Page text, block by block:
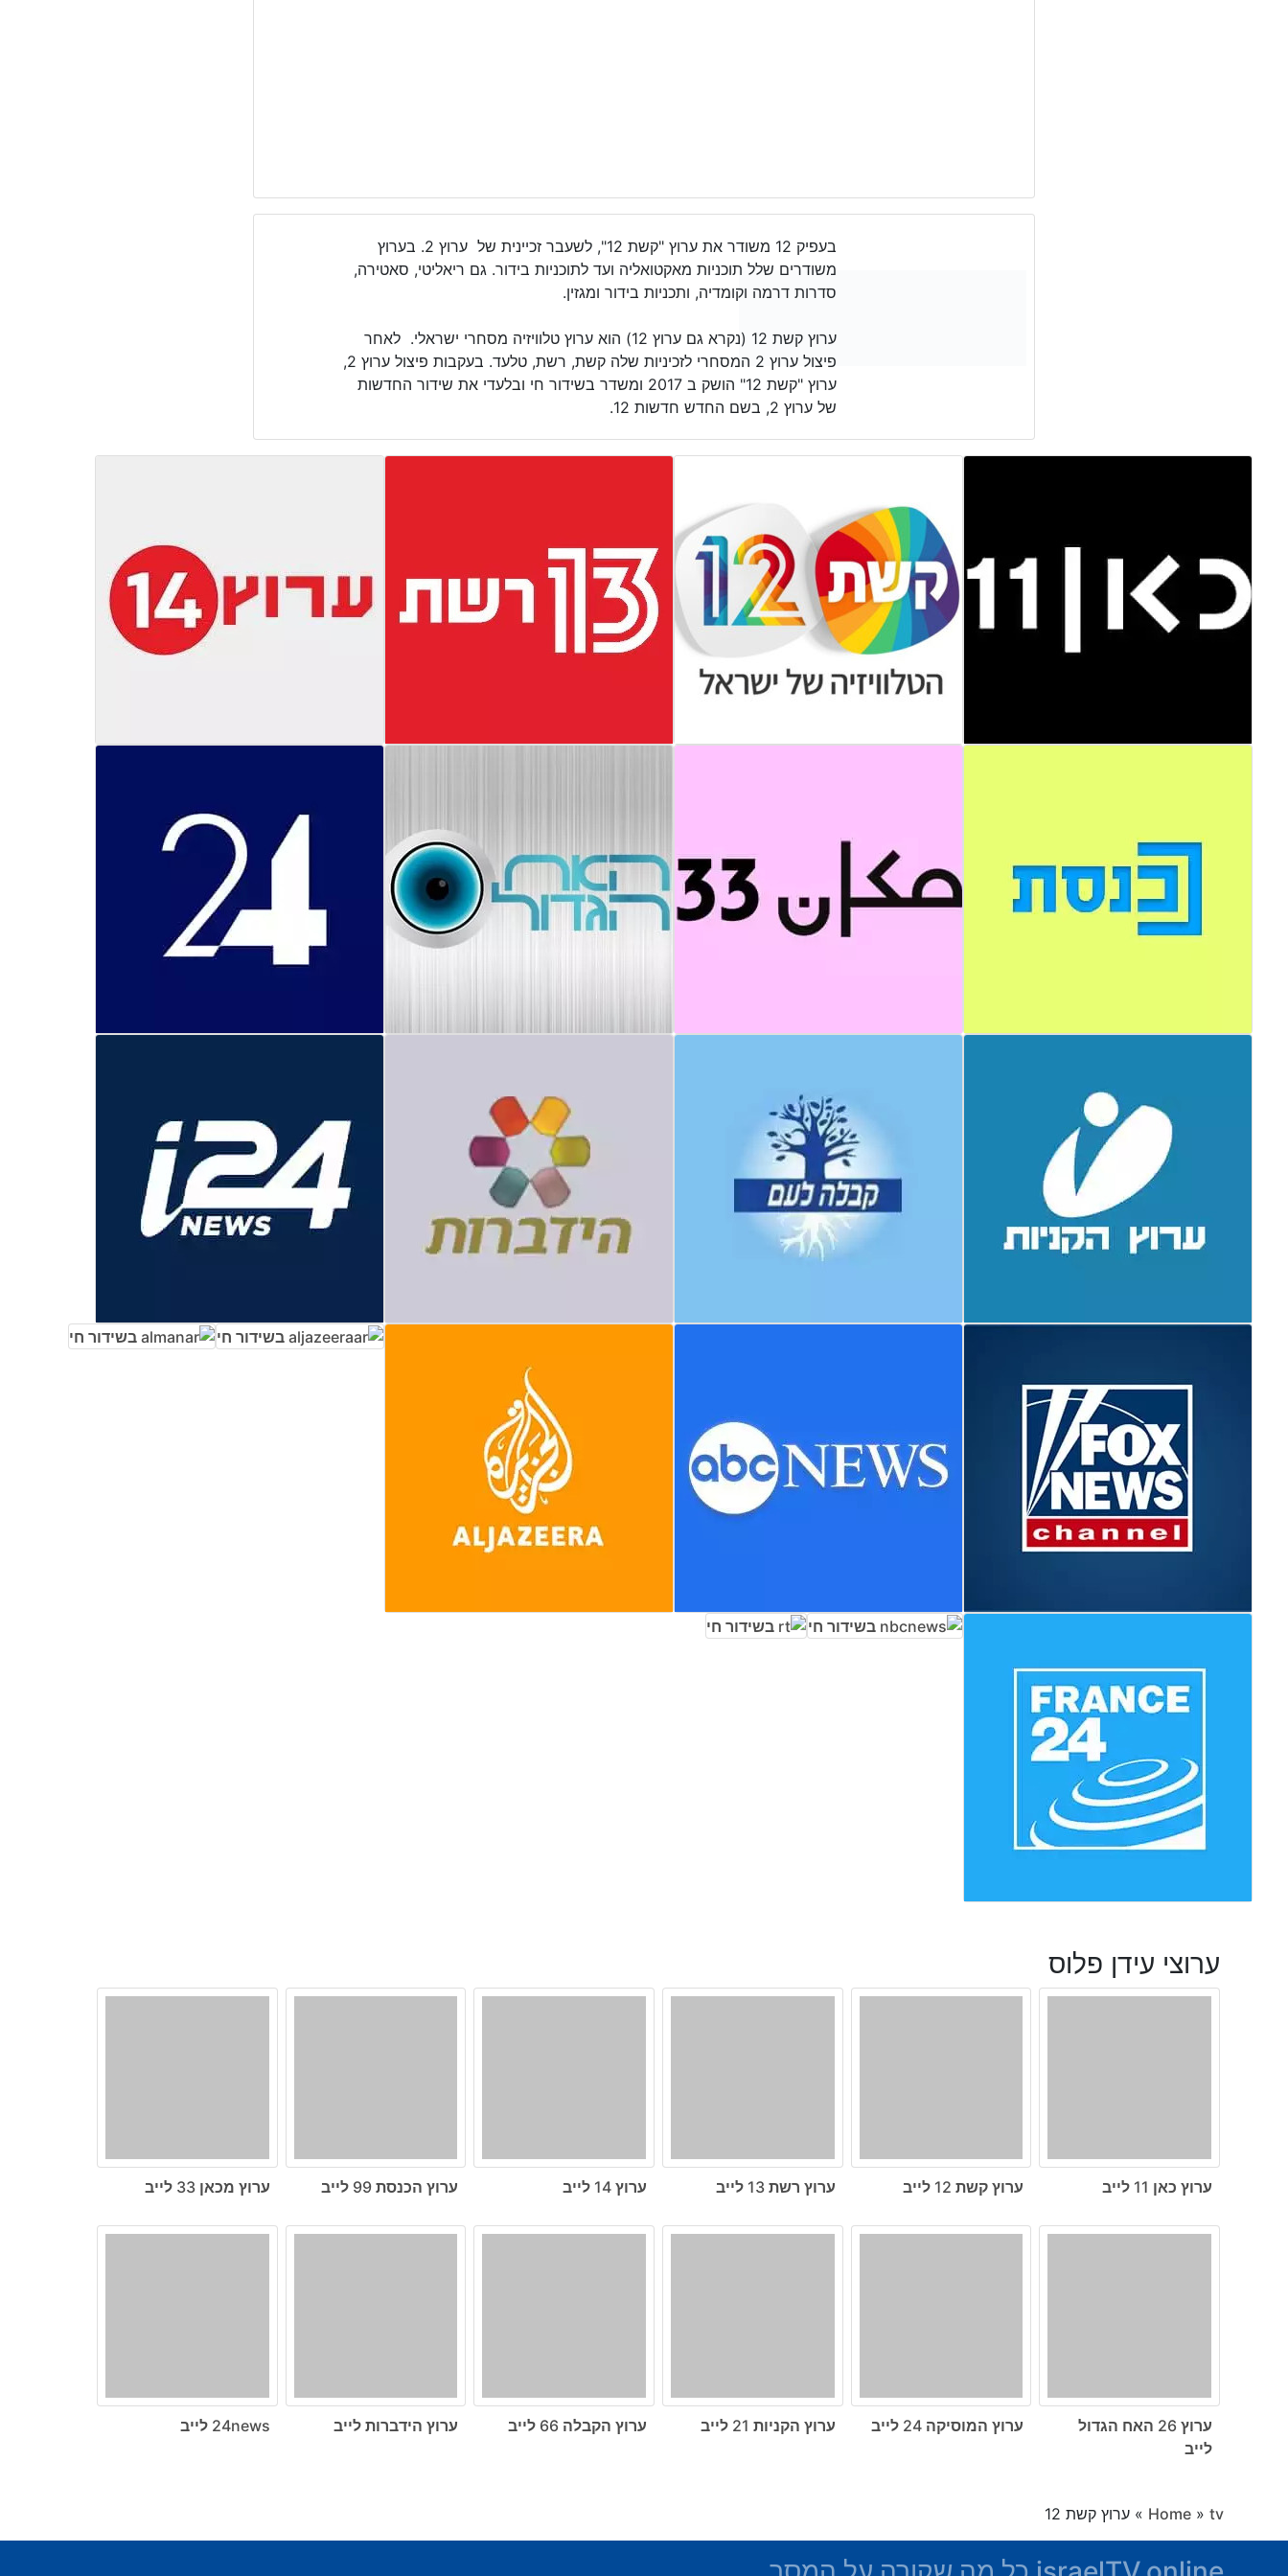
בעפיק 12 משודר את ערוץ "קשת 12", לשעבר זכיינית של ערוץ 2. בערוץ
משודרים שלל תוכניות מאקטואליה ועד לתוכניות בידור. גם ריאליטי, סאטירה,
סדרות דרמה וקומדיה, ותכניות בידור ומגזין.
ערוץ קשת 12 (נקרא גם ערוץ 12) הוא ערוץ טלוויזיה מסחרי ישראלי. לאחר
פיצול ערוץ 2 המסחרי לזכיניות שלה קשת, רשת, טלעד. בעקבות פיצול ערוץ 2,
ערוץ "קשת 12" הושק ב 2017 ומשדר בשידור חי ובלעדי את שידור החדשות
של ערוץ 2, בשם החדש חדשות 12.
ערוצי עידן פלוס
ערוץ כאן 11 לייב ערוץ קשת 12 לייב ערוץ רשת 13 לייב ערוץ 14 לייב ערוץ הכנסת 99 לייב ערוץ מכאן 33 לייב
ערוץ 26 האח הגדול
לייב
ערוץ המוסיקה 24 לייב ערוץ הקניות 21 לייב ערוץ הקבלה 66 לייב ערוץ הידברות לייב 24news לייב
Home » tv
» ערוץ קשת 12